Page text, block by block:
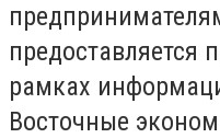
предоставляется
рамках
Восточные